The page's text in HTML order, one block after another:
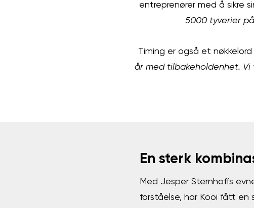
entreprenører med å sikre
5000 tyverier
Timing er også et
år med tilbakeholdenhet.
En sterk
Med Jesper Sternhoffs
forståelse, har Kooi fått en